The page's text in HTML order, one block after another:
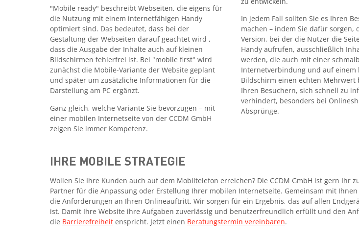
"Mobile ready" beschreibt Webseiten, die eigens für
die Nutzung mit einem internetfähigen Handy
optimiert sind. Das bedeutet, dass bei der
Gestaltung der Webseiten darauf geachtet wird ,
dass die Ausgabe der Inhalte auch auf kleinen
Bildschirmen fehlerfrei ist. Bei "mobile first" wird
zunächst die Mobile-Variante der Website geplant
und später um zusätzliche Informationen für die
Darstellung am PC ergänzt.
Ganz gleich, welche Variante Sie bevorzugen – mit
einer mobilen Internetseite von der CCDM GmbH
zeigen Sie immer Kompetenz.
In jedem Fall sollten Sie es Ihren
machen – indem Sie dafür sorgen,
Version, bei der die Nutzer die
Handy aufrufen, ausschließlich
werden, die auch mit einer
Internetverbindung und auf einem
Bildschirm einen echten Mehrwert
Ihren Besuchern, sich schnell zu
verhindert, besonders bei
Absprünge.
IHRE MOBILE STRATEGIE
Wollen Sie Ihre Kunden auch auf dem Mobiltelefon erreichen? Die CCDM GmbH ist gern Ihr
Partner für die Anpassung oder Erstellung Ihrer mobilen Internetseite. Gemeinsam mit
die Anforderungen an Ihren Onlineauftritt. Wir sorgen für ein Ergebnis, das auf allen
ist. Damit Ihre Website ihre Aufgaben zuverlässig und benutzerfreundlich erfüllt und den
die Barrierefreiheit enspricht. Jetzt einen Beratungstermin vereinbaren.